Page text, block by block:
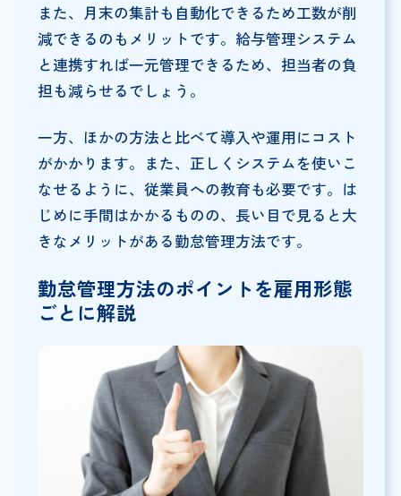
また、月末の集計も自動化できるため工数が削
減できるのもメリットです。給与管理システム
と連携すれば一元管理できるため、担当者の負
担も減らせるでしょう。
一方、ほかの方法と比べて導入や運用にコスト
がかかります。また、正しくシステムを使いこ
なせるように、従業員への教育も必要です。は
じめに手間はかかるものの、長い目で見ると大
きなメリットがある勤怠管理方法です。
勤怠管理方法のポイントを雇用形態
ごとに解説